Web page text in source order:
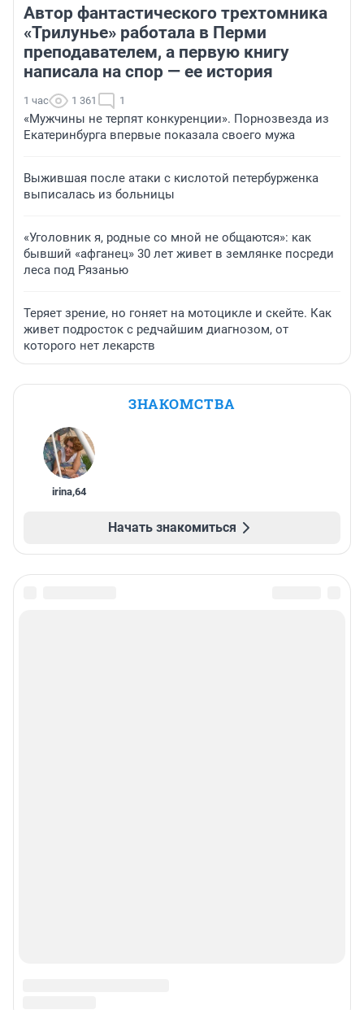
Автор фантастического трехтомника
«Трилунье» работала в Перми
преподавателем, а первую книгу
написала на спор — ее история
1 час 1 361 1
«Мужчины не терпят конкуренции». Порнозвезда из
Екатеринбурга впервые показала своего мужа
Выжившая после атаки с кислотой петербурженка
выписалась из больницы
«Уголовник я, родные со мной не общаются»: как
бывший «афганец» 30 лет живет в землянке посреди
леса под Рязанью
Теряет зрение, но гоняет на мотоцикле и скейте. Как
живет подросток с редчайшим диагнозом, от
которого нет лекарств
ЗНАКОМСТВА
irina,64
Начать знакомиться